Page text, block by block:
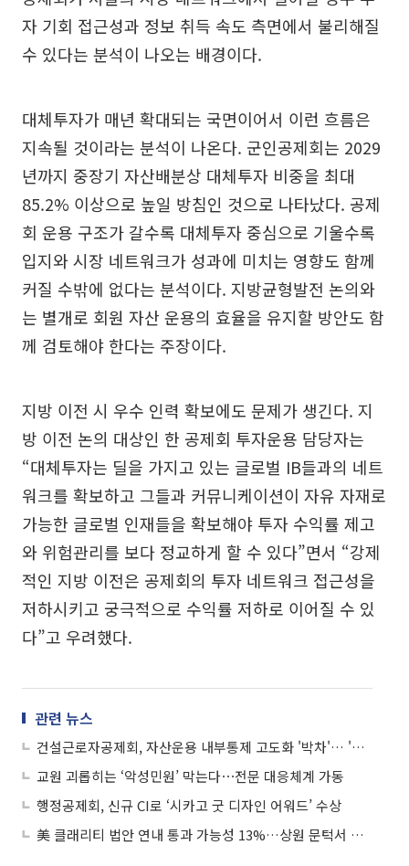
자 기회 접근성과 정보 취득 속도 측면에서 불리해질
수 있다는 분석이 나오는 배경이다.
대체투자가 매년 확대되는 국면이어서 이런 흐름은
지속될 것이라는 분석이 나온다. 군인공제회는 2029
년까지 중장기 자산배분상 대체투자 비중을 최대
85.2% 이상으로 높일 방침인 것으로 나타났다. 공제
회 운용 구조가 갈수록 대체투자 중심으로 기울수록
입지와 시장 네트워크가 성과에 미치는 영향도 함께
커질 수밖에 없다는 분석이다. 지방균형발전 논의와
는 별개로 회원 자산 운용의 효율을 유지할 방안도 함
께 검토해야 한다는 주장이다.
지방 이전 시 우수 인력 확보에도 문제가 생긴다. 지
방 이전 논의 대상인 한 공제회 투자운용 담당자는
“대체투자는 딜을 가지고 있는 글로벌 IB들과의 네트
워크를 확보하고 그들과 커뮤니케이션이 자유 자재로
가능한 글로벌 인재들을 확보해야 투자 수익률 제고
와 위험관리를 보다 정교하게 할 수 있다”면서 “강제
적인 지방 이전은 공제회의 투자 네트워크 접근성을
저하시키고 궁극적으로 수익률 저하로 이어질 수 있
다”고 우려했다.
관련 뉴스
건설근로자공제회, 자산운용 내부통제 고도화 '박차'… '비리 오명' 씻어낸다
교원 괴롭히는 ‘악성민원’ 막는다⋯전문 대응체계 가동
행정공제회, 신규 CI로 ‘시카고 굿 디자인 어워드’ 수상
美 클래리티 법안 연내 통과 가능성 13%…상원 문턱서 제동